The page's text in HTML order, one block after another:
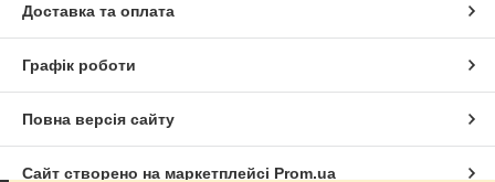
Доставка та оплата
Графік роботи
Повна версія сайту
Сайт створено на маркетплейсі Prom.ua